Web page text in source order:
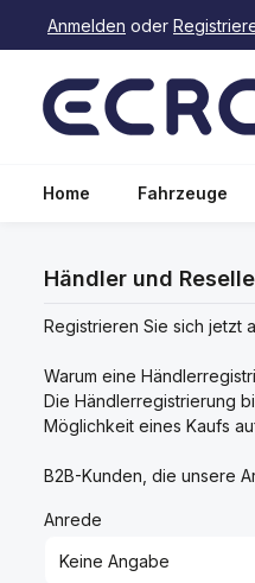
Zur
Anmelden oder
Home Fahrzeuge
Händler und
Registrieren Sie sich jetzt
Warum eine
Die Händlerregistrierung
Möglichkeit eines Kaufs
B2B-Kunden, die unsere
Persönliche
Anrede